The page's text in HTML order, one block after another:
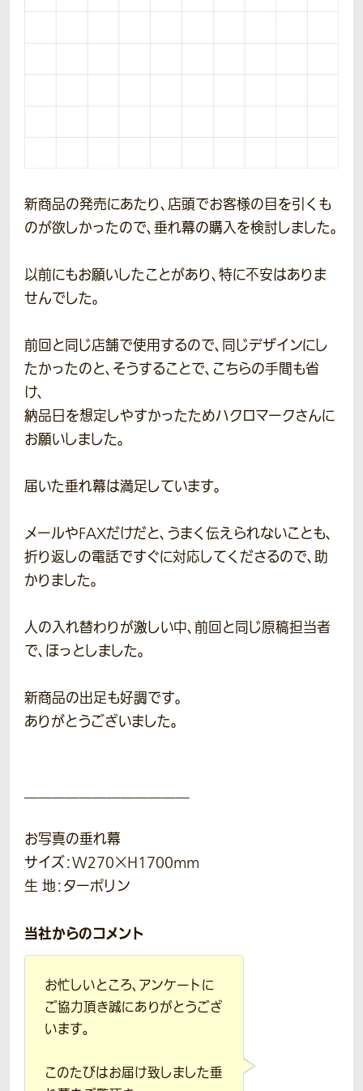
新商品の発売にあたり、店頭でお客様の目を引くも
のが欲しかったので、垂れ幕の購入を検討しました。
以前にもお願いしたことがあり、特に不安はありま
せんでした。
前回と同じ店舗で使用するので、同じデザインにし
たかったのと、そうすることで、こちらの手間も省
け、
納品日を想定しやすかったためハクロマークさんに
お願いしました。
届いた垂れ幕は満足しています。
メールやFAXだけだと、うまく伝えられないことも、
折り返しの電話ですぐに対応してくださるので、助
かりました。
人の入れ替わりが激しい中、前回と同じ原稿担当者
で、ほっとしました。
新商品の出足も好調です。
ありがとうございました。
＿＿＿＿＿＿＿＿＿＿＿＿
お写真の垂れ幕
サイズ：W270×H1700mm
生 地：ターポリン
当社からのコメント
お忙しいところ、アンケートに
ご協力頂き誠にありがとうござ
います。
このたびはお届け致しました垂